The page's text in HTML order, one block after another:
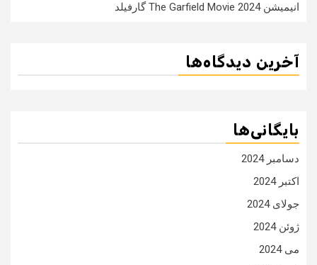
انیمیشن The Garfield Movie 2024 گارفیلد
آخرین دیدگاه‌ها
بایگانی‌ها
دسامبر 2024
اکتبر 2024
جولای 2024
ژوئن 2024
می 2024